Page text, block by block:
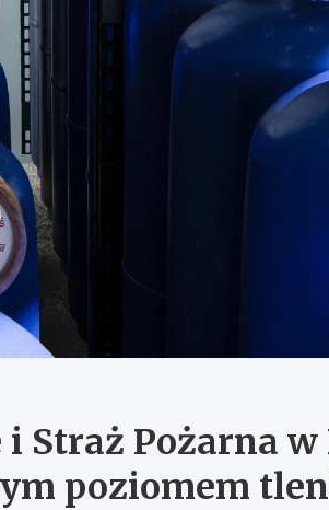
Straż Pożarna
poziomem